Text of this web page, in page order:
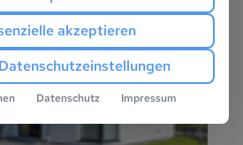
akzeptieren
Datenschutz Impressum